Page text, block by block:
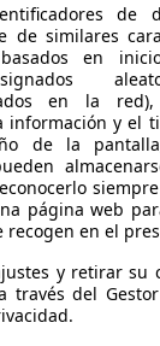
€
de
de similares
en
en la
información y el
de la
página web
recogen en el
y retirar su
través del